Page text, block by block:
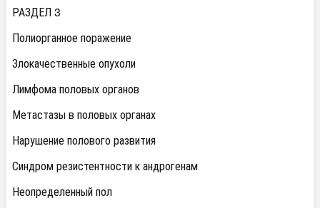
РАЗДЕЛ 3
Полиорганное поражение
Злокачественные опухоли
Лимфома половых органов
Метастазы в половых органах
Нарушение полового развития
Синдром резистентности к андрогенам
Неопределенный пол